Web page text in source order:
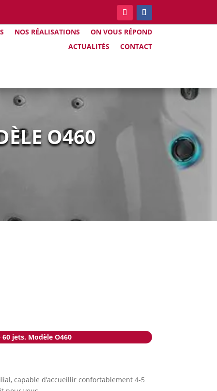
NOS RÉALISATIONS
ON VOUS RÉPOND
ACTUALITÉS
CONTACT
O460
60 jets. Modèle O460
capable d’accueillir confortablement 4-5